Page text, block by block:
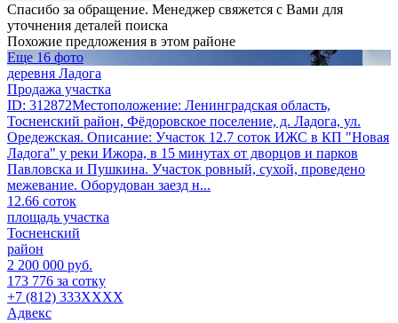
Спасибо за обращение. Менеджер свяжется с Вами для
уточнения деталей поиска
Похожие предложения в этом районе
Еще 16 фото
деревня Ладога
Продажа участка
ID: 312872Местоположение: Ленинградская область,
Тосненский район, Фёдоровское поселение, д. Ладога, ул.
Оредежская. Описание: Участок 12.7 соток ИЖС в КП "Новая
Ладога" у реки Ижора, в 15 минутах от дворцов и парков
Павловска и Пушкина. Участок ровный, сухой, проведено
межевание. Оборудован заезд н...
12.66 соток
площадь участка
Тосненский
район
2 200 000 руб.
173 776 за сотку
+7 (812) 333XXXX
Адвекс